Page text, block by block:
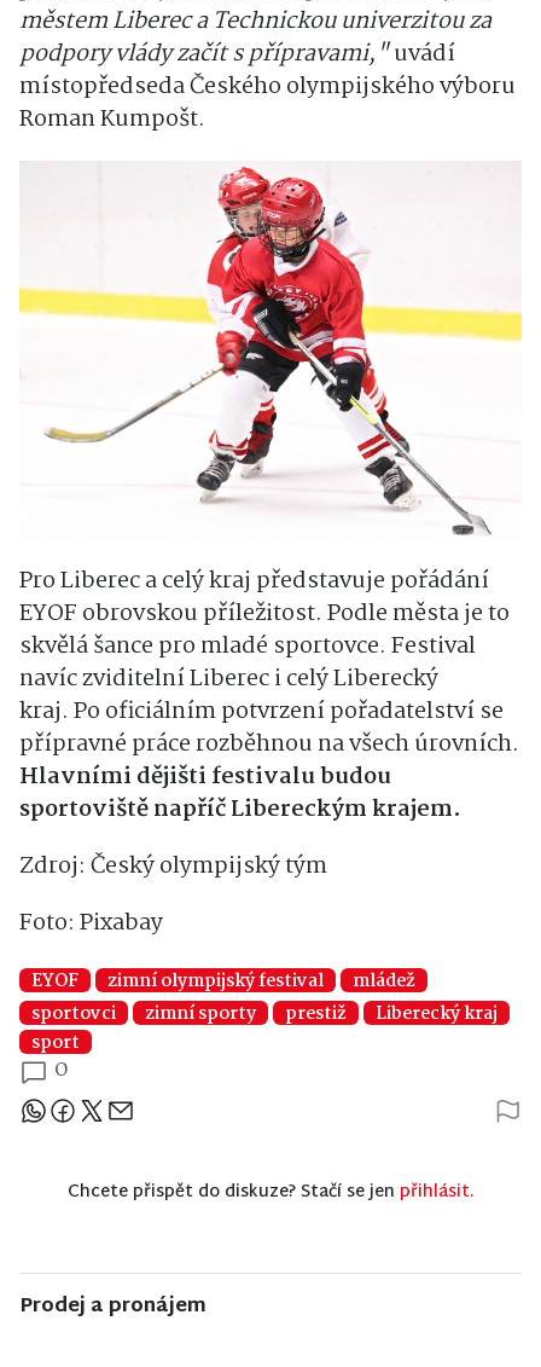
městem Liberec a Technickou univerzitou za
podpory vlády začít s přípravami,"uvádí
místopředseda Českého olympijského výboru
Roman Kumpošt.
Pro Liberec a celý kraj představuje pořádání
EYOF obrovskou příležitost. Podle města je to
skvělá šance pro mladé sportovce. Festival
navíc zviditelní Liberec i celý Liberecký
kraj. Po oficiálním potvrzení pořadatelství se
přípravné práce rozběhnou na všech úrovních.
Hlavními dějišti festivalu budou
sportoviště napříč Libereckým krajem.
Zdroj: Český olympijský tým
Foto: Pixabay
EYOF zimní olympijský festival
mládež
sportovci
zimní sporty prestiž
Liberecký kraj
sport
0
Sdílejte článek
Chcete přispět do diskuze? Stačí se jen přihlásit.
Prodej a pronájem